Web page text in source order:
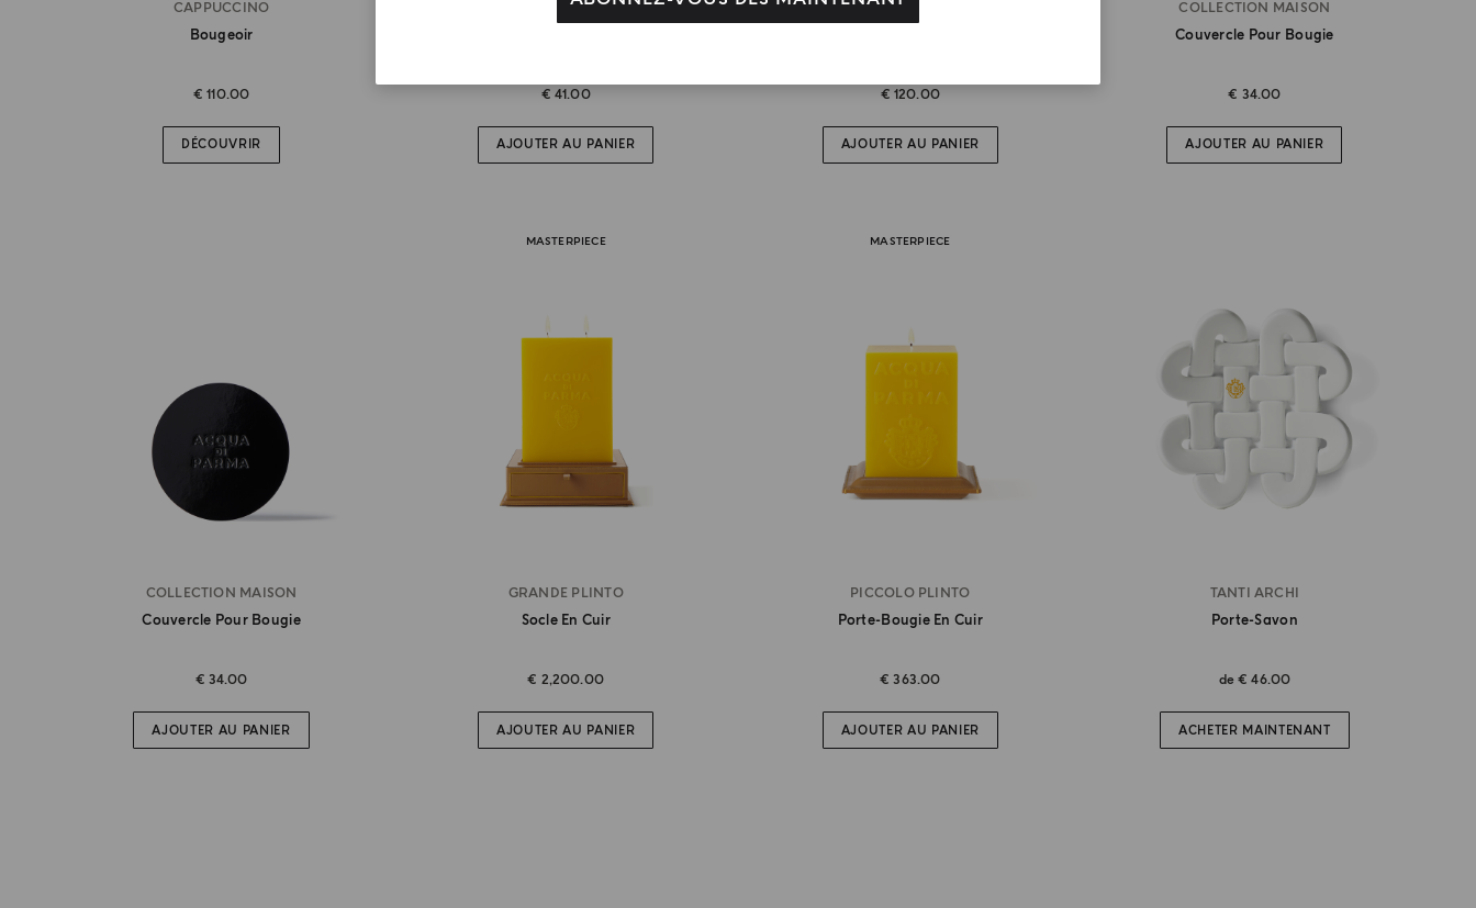
CAPPUCCINO
Bougeoir
€ 110.00
DÉCOUVRIR
COLLECTION MAISON
€ 41.00
AJOUTER AU PANIER
COPRIMI
€ 120.00
AJOUTER AU PANIER
COLLECTION MAISON
Couvercle Pour Bougie
€ 34.00
AJOUTER AU PANIER
COLLECTION MAISON
Couvercle Pour Bougie
€ 34.00
AJOUTER AU PANIER
MASTERPIECE
GRANDE PLINTO
Socle En Cuir
€ 2,200.00
AJOUTER AU PANIER
MASTERPIECE
PICCOLO PLINTO
Porte-Bougie En Cuir
€ 363.00
AJOUTER AU PANIER
TANTI ARCHI
Porte-Savon
de€ 46.00
ACHETER MAINTENANT